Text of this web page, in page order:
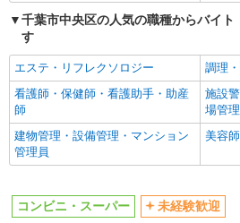
コンビニ・スーパー
同じ特徴から求人を探す
未経験歓迎
短時
扶養内勤務OK
副業
交通費支給
社会
千葉市中央区の人気の職種からバイ
す
エステ・リフレクソロジー
調理
看護師・保健師・看護助手・助産
師
施設
場管
建物管理・設備管理・マンション
管理員
美容
コンビニ・スーパー
未経験歓迎